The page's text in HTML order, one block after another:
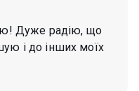
Дуже радію, що
і до інших моїх